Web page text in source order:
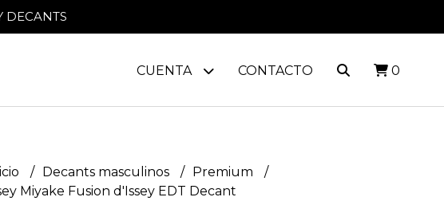
DECANTS
CUENTA CONTACTO 0
Decants masculinos
Premium
Miyake Fusion d'Issey EDT Decant